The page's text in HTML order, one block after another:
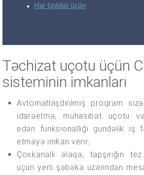
Hər təşkilat üçün
Təchizat uçotu üçün
sisteminin imkanları
Avtomatlaşdırılmış proqram
idarəetmə, mühasibat uçotu
edən funksionallığı gündəlik iş
etməyə imkan verir;
Çoxkanallı əlaqə, tapşırığın
üçün yerli şəbəkə üzərindən